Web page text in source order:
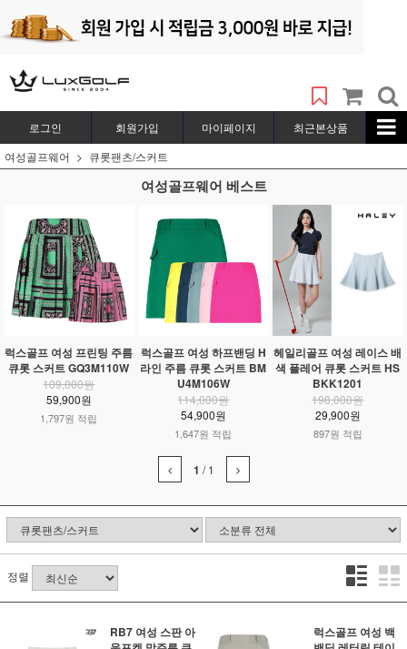
로그인 회원가입 마이페이지
최근본상품
여성골프웨어
큐롯팬츠/스커트
여성골프웨어 베스트
럭스골프 여성 프린팅 주름
큐롯 스커트 GQ3M110W
109,000원
59,900원
1,797원 적립
럭스골프 여성 하프밴딩 H
라인 주름 큐롯 스커트 BM
U4M106W
114,000원
54,900원
1,647원 적립
헤일리골프 여성 레이스 배
색 플레어 큐롯 스커트 HS
BKK1201
198,000원
29,900원
897원 적립
1 /1
정렬
RB7 여성 스판 아
럭스골프 여성 백